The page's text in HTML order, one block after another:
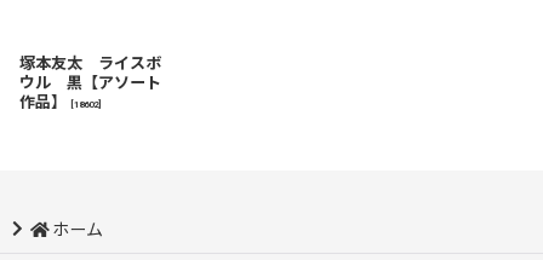
塚本友太 ライスボ
ウル 黒【アソート
作品】
18602]
ホーム